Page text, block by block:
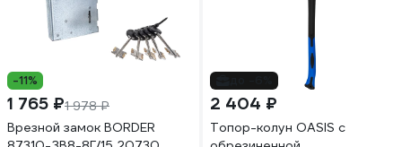
-11%
1 765 ₽1 978 ₽
Врезной замок BORDER
2 404 ₽
Топор-колун OASIS с